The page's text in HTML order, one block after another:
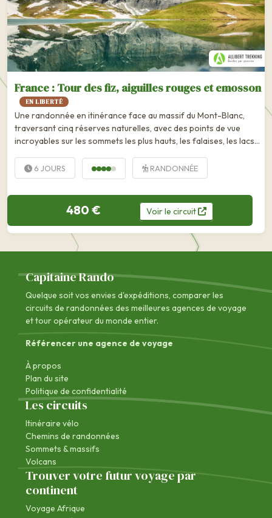
France : Tour des fiz, aiguilles rouges et emosson
EN LIBERTÉ
Une randonnée en itinérance face au massif du Mont-Blanc,
traversant cinq réserves naturelles, avec des points de vue
incroyables sur les sommets les plus hauts, les falaises, les lacs
6 JOURS RANDONNÉE
480 € Voirle circuit
Capitaine Rando
Quelque soit vos envies d'expéditions, comparer les
circuits de randonnées des meilleures agences de voyage
et tour opérateur du monde entier.
Référencer une agence de voyage
À propos
Plan du site
Politique de confidentialité
Les circuits
Itinéraire vélo
Chemins de randonnées
Sommets & massifs
Volcans
Trouver votre futur voyage par
continent
Voyage Afrique